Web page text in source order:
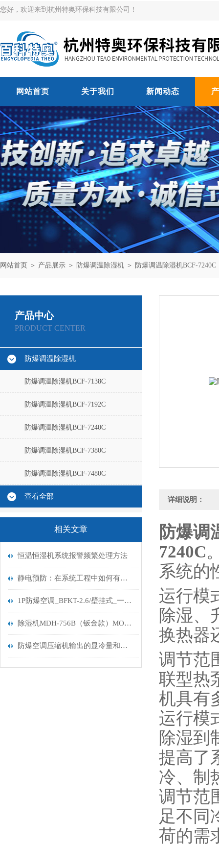
您好，欢迎来到杭州特奥环保科技有限公司！
网站首页 关于我们 新闻动态
网站首页 ＞ 产品展示 ＞ 防爆调温除湿机 ＞ 防爆调温除湿机BCF-7240C
产品中心
PRODUCT CENTER
防爆调温除湿机
防爆调温除湿机BCF-7138C
防爆调温除湿机BCF-7192C
防爆调温除湿机BCF-7240C
防爆调温除湿机BCF-7380C
防爆调温除湿机BCF-7480C
查看全部
相关文章
恒温恒湿机系统报警频繁处理方法
静电预防：在系统工程中如何有效的防止静电产生？
1P防爆空调_BFKT-2.6/壁挂式_一级能效防爆空调
除湿机MDH-756B（钣金款）MORII 56升森井除湿机
防爆空调压缩机输出的显冷量和温度关系
详细说明：
防爆调
7240C
系统的
运行模
除湿、
换热器
调节范
联型热
机具有
运行模
除湿到
提高了
冷、制
调节范
足不同
荷的需